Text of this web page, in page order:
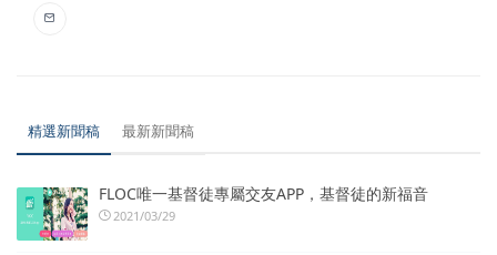
精選新聞稿 最新新聞稿
FLOC唯一基督徒專屬交友APP，基督徒的新福音
2021/03/29